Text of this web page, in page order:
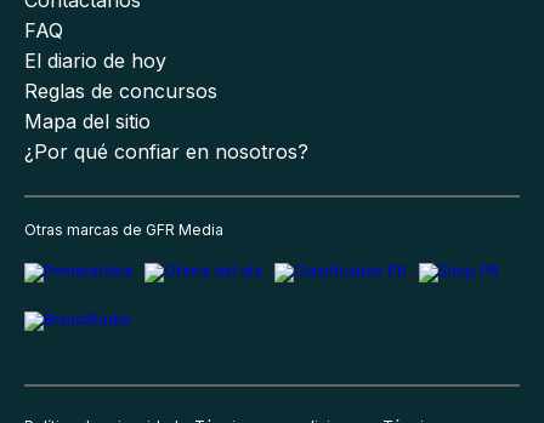
FAQ
El diario de hoy
Reglas de concursos
Mapa del sitio
¿Por qué confiar en nosotros?
Otras marcas de GFR Media